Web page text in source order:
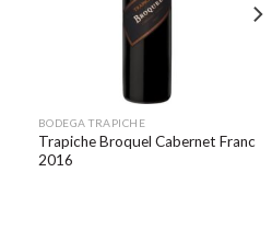
BODEGA TRAPICHE
Trapiche Broquel Cabernet Franc
2016